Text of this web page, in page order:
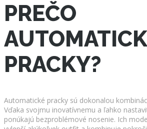
PREČO
PRACKY?
Automatické pracky sú dokonalou
Vďaka svojmu inovatívnemu a ľahko
ponúkajú bezproblémové nosenie. Ich